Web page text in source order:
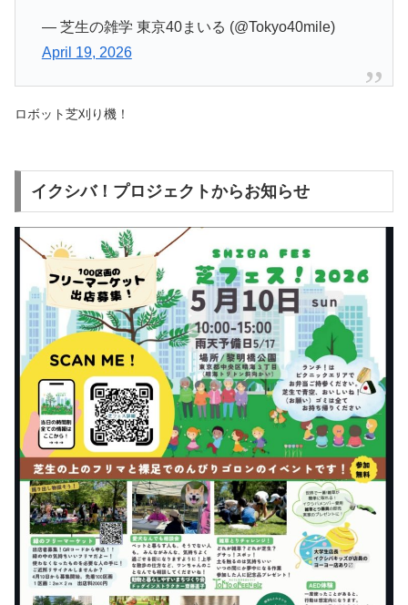
— 芝生の雑学 東京40まいる (@Tokyo40mile)
April 19, 2026
ロボット芝刈り機！
イクシバ！プロジェクトからお知らせ